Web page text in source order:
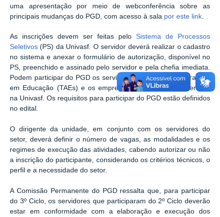
uma apresentação por meio de webconferência sobre as
principais mudanças do PGD, com acesso à sala por este link
As inscrições devem ser feitas pelo Sistema de Processos
Seletivos (PS) da Univasf. O servidor deverá realizar o cadastro
no sistema e anexar o formulário de autorização, disponível no
PS, preenchido e assinado pelo servidor e pela chefia imediata.
Podem participar do PGD os servidores Técnico Administrativos
em Educação (TAEs) e os empregados públicos em exercício
na Univasf. Os requisitos para participar do PGD estão definidos
no edital.
O dirigente da unidade, em conjunto com os servidores do
setor, deverá definir o número de vagas, as modalidades e os
regimes de execução das atividades, cabendo autorizar ou não
a inscrição do participante, considerando os critérios técnicos, o
perfil e a necessidade do setor.
A Comissão Permanente do PGD ressalta que, para participar
do 3º Ciclo, os servidores que participaram do 2º Ciclo deverão
estar em conformidade com a elaboração e execução dos